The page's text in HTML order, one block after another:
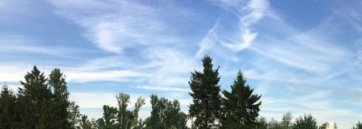
Zu
Inhalten
springen